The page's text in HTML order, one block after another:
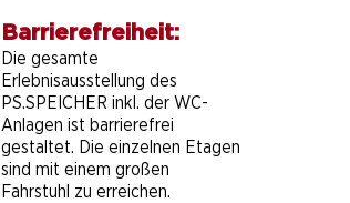
Barrierefreiheit:
Die gesamte
Erlebnisausstellung des
PS.SPEICHER inkl. der WC-
Anlagen ist barrierefrei
gestaltet. Die einzelnen Etagen
sind mit einem großen
Fahrstuhl zu erreichen.